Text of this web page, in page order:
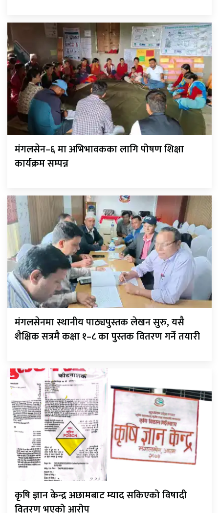
मंगलसेन–६ मा अभिभावकका लागि पोषण शिक्षा
कार्यक्रम सम्पन्न
मंगलसेनमा स्थानीय पाठ्यपुस्तक लेखन सुरु, यसै
शैक्षिक सत्रमै कक्षा १–८ का पुस्तक वितरण गर्ने तयारी
कृषि ज्ञान केन्द्र अछामबाट म्याद सकिएको विषादी
वितरण भएको आरोप